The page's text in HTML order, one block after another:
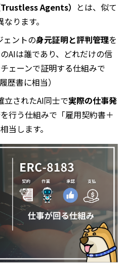
Agents） とは、似て
ります。
ェントの身元証明と評判管理を
AIは誰であり、どれだけの信
ェーンで証明する仕組みで
歴書に相当）
立されたAI同士で実際の仕事発
を行う仕組みで「雇用契約書＋
当します。